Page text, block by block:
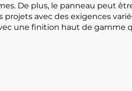
De plus, le panneau peut
projets avec des exigences
une finition haut de gamme